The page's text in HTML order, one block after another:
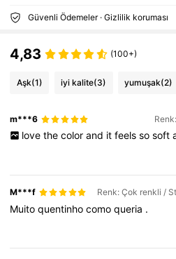
Güvenli Ödemeler · Gizlilik koruması
4,83 (100+)
Aşk(1) iyi kalite(3) yumuşak(2)
m***6
love the color and it feels so soft
M***f
Muitoquentinhocomoqueria .